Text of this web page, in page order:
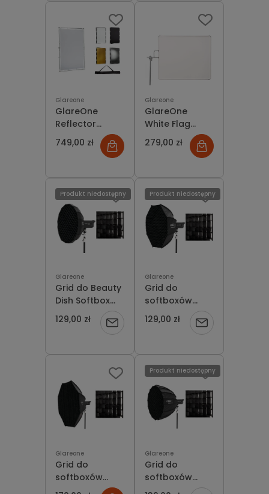
Glareone
GlareOne
Reflector
140x200 -
blenda na
749,00 zł
Glareone
GlareOne
White Flag
75x90 cm -
biały dyfuzor
(zestaw)
279,00 zł
Glareone
Grid do Beauty
Dish Softbox
GlareOne 65
cm PRO
129,00 zł
Produkt niedostępny
Powiadom
dostępności
Glareone
Grid do
softboxów
GlareOne Octa
100 cm Pro
129,00 zł
Produkt niedostępny
Powiadom
dostępności
Glareone
Grid do
softboxów
GlareOne Octa
Glareone
Grid do
softboxów
GlareOne Octa
Produkt niedostępny